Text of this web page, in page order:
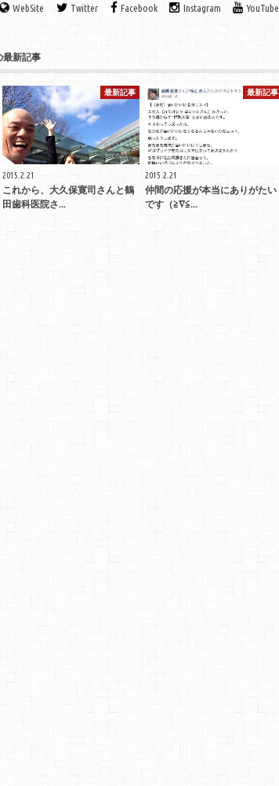
WebSite Twitter Facebook Instagram YouTube
最新記事
最新記事
2015.2.21
これから、大久保寛司さんと鶴
田歯科医院さ...
最新記事
2015.2.21
仲間の応援が本当にありがたい
です（≧∇≦...